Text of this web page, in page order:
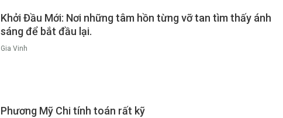
Khởi Đầu Mới: Nơi những tâm hồn từng vỡ tan tìm thấy ánh
sáng để bắt đầu lại.
Gia Vinh
Phương Mỹ Chi tính toán rất kỹ